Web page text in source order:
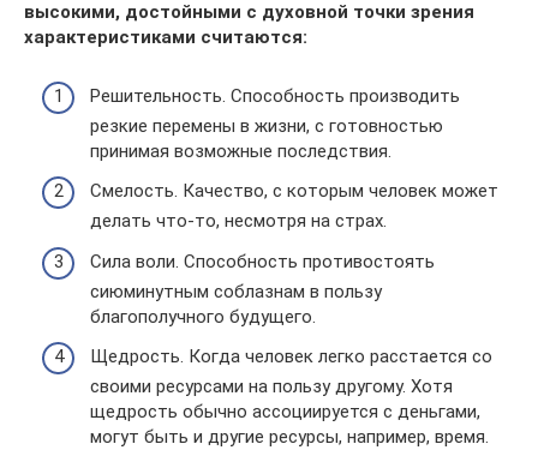
высокими, достойными с духовной точки зрения
характеристиками считаются:
Решительность. Способность производить
резкие перемены в жизни, с готовностью
принимая возможные последствия.
Смелость. Качество, с которым человек может
делать что-то, несмотря на страх.
Сила воли. Способность противостоять
сиюминутным соблазнам в пользу
благополучного будущего.
Щедрость. Когда человек легко расстается со
своими ресурсами на пользу другому. Хотя
щедрость обычно ассоциируется с деньгами,
могут быть и другие ресурсы, например, время.